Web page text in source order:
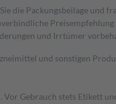
die Packungsbeilage
Preisempfehlung
und Irrtümer
und sonstigen
Vor Gebrauch stets Etikett